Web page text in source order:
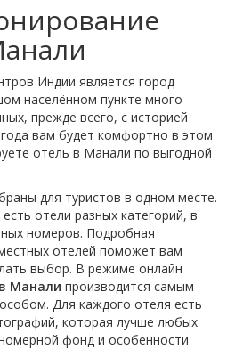
Индии является город
населённом пункте много
прежде всего, с историей
вам будет комфортно в этом
отель в Манали по выгодной
для туристов в одном месте.
отели разных категорий, в
номеров. Подробная
отелей поможет вам
выбор. В режиме онлайн
Манали производится самым
Для каждого отеля есть
которая лучше любых
фонд и особенности